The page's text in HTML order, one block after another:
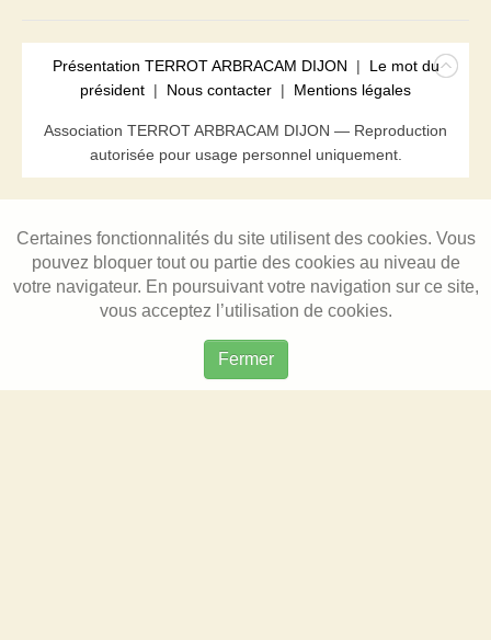
Présentation TERROT ARBRACAM DIJON | Le mot du
président | Nous contacter | Mentions légales
Association TERROT ARBRACAM DIJON — Reproduction
autorisée pour usage personnel uniquement.
Certaines fonctionnalités du site utilisent des cookies. Vous
pouvez bloquer tout ou partie des cookies au niveau de
votre navigateur. En poursuivant votre navigation sur ce site,
vous acceptez l’utilisation de cookies.
Fermer